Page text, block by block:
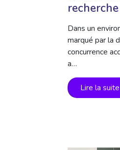
Dans un
marqué par la
concurrence
a…
Lire la suite